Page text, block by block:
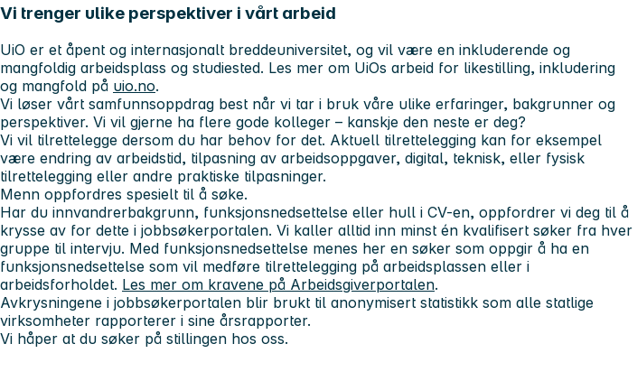
Vi trenger ulike perspektiver i vårt arbeid
UiO er et åpent og internasjonalt breddeuniversitet, og vil være en inkluderende og
mangfoldig arbeidsplass og studiested. Les mer om UiOs arbeid for likestilling, inkludering
og mangfold på uio.no.
Vi løser vårt samfunnsoppdrag best når vi tar i bruk våre ulike erfaringer, bakgrunner og
perspektiver. Vi vil gjerne ha flere gode kolleger – kanskje den neste er deg?
Vi vil tilrettelegge dersom du har behov for det. Aktuell tilrettelegging kan for eksempel
være endring av arbeidstid, tilpasning av arbeidsoppgaver, digital, teknisk, eller fysisk
tilrettelegging eller andre praktiske tilpasninger.
Menn oppfordres spesielt til å søke.
Har du innvandrerbakgrunn, funksjonsnedsettelse eller hull i CV-en, oppfordrer vi deg til å
krysse av for dette i jobbsøkerportalen. Vi kaller alltid inn minst én kvalifisert søker fra hver
gruppe til intervju. Med funksjonsnedsettelse menes her en søker som oppgir å ha en
funksjonsnedsettelse som vil medføre tilrettelegging på arbeidsplassen eller i
arbeidsforholdet. Les mer om kravene på Arbeidsgiverportalen.
Avkrysningene i jobbsøkerportalen blir brukt til anonymisert statistikk som alle statlige
virksomheter rapporterer i sine årsrapporter.
Vi håper at du søker på stillingen hos oss.